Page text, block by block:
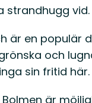
strandhugg vid.
är en populär
och
sin fritid här.
är